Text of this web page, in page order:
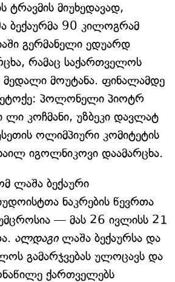
ტრავმის მიუხედავად,
ბექაურმა 90 კილოგრამ
გერმანელი ედუარდ
რამაც საქართველოს
მოუტანა. ფინალამდე
პოლონელი პიოტრ
ლი კოჩმანი, უზბეკი დავლატ
ოლიმპიური კომიტეტის
იგოლნიკოვი დაამარცხა.
ლაშა ბექაური
ნაკრების წევრთა
— მას 26 ივლისს 21
ალდაგილაშა ბექაურსა და
გამარჯვებას ულოცავს და
ქართველებს